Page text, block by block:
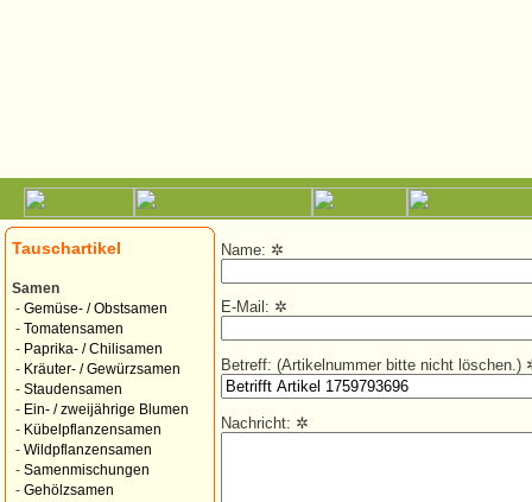
Tauschartikel
Samen
- Gemüse- / Obstsamen
- Tomatensamen
- Paprika- / Chilisamen
- Kräuter- / Gewürzsamen
- Staudensamen
- Ein- / zweijährige Blumen
- Kübelpflanzensamen
- Wildpflanzensamen
- Samenmischungen
- Gehölzsamen
Name: ✲
E-Mail: ✲
Betreff: (Artikelnummer bitte nicht löschen.)
Nachricht: ✲